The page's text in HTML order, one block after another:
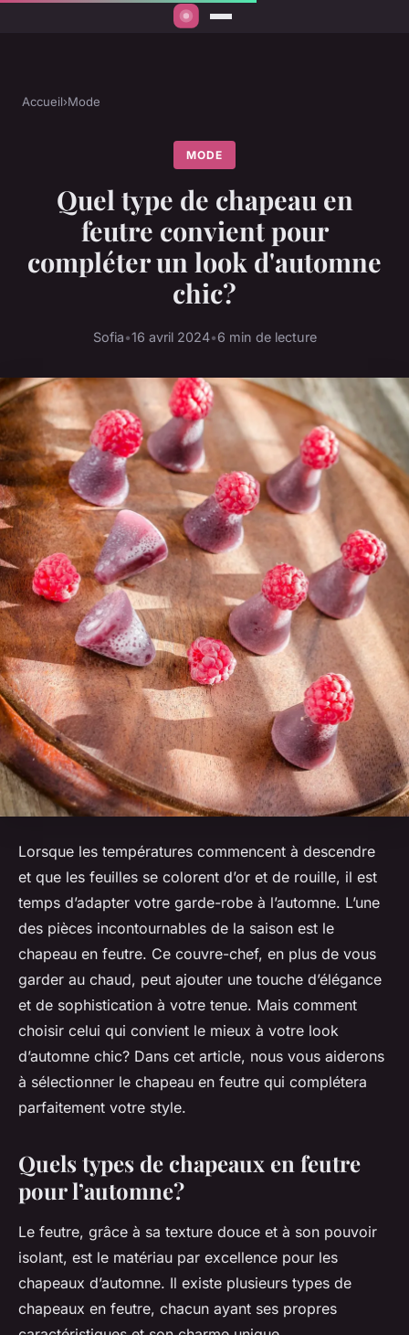
Accueil›Mode
MODE
Quel type de chapeau en
feutre convient pour
compléter un look d'automne
chic?
Sofia•16 avril 2024•6 min de lecture
Lorsque les températures commencent à descendre
et que les feuilles se colorent d’or et de rouille, il est
temps d’adapter votre garde-robe à l’automne. L’une
des pièces incontournables de la saison est le
chapeau en feutre. Ce couvre-chef, en plus de vous
garder au chaud, peut ajouter une touche d’élégance
et de sophistication à votre tenue. Mais comment
choisir celui qui convient le mieux à votre look
d’automne chic? Dans cet article, nous vous aiderons
à sélectionner le chapeau en feutre qui complétera
parfaitement votre style.
Quels types de chapeaux en feutre
pour l’automne?
Le feutre, grâce à sa texture douce et à son pouvoir
isolant, est le matériau par excellence pour les
chapeaux d’automne. Il existe plusieurs types de
chapeaux en feutre, chacun ayant ses propres